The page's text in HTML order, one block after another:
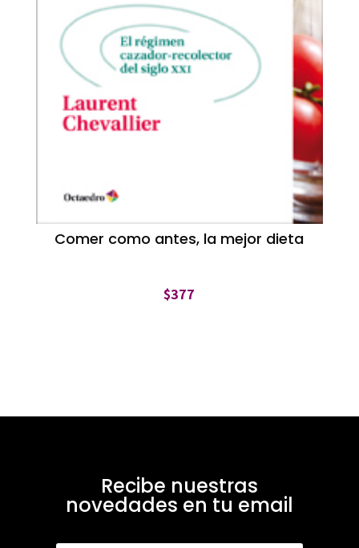
Comer como antes, la mejor dieta
$377
Recibe nuestras
novedades en tu email